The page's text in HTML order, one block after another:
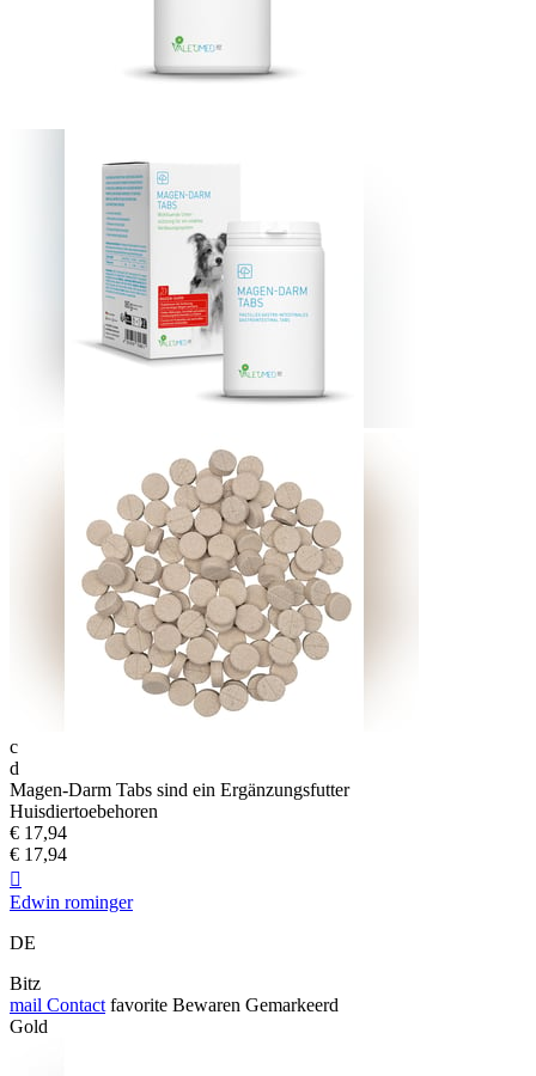
c
d
Magen-Darm Tabs sind ein Ergänzungsfutter
Huisdiertoebehoren
€ 17,94
€ 17,94

Edwin rominger
DE
Bitz
mail Contact favorite Bewaren Gemarkeerd
Gold